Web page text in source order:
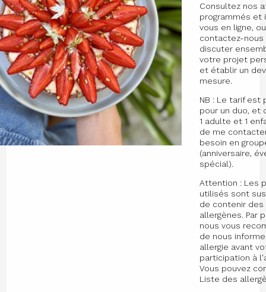
Consultez nos
programmés et
vous en ligne, ou
contactez-nous
discuter
votre projet
et établir un
mesure.
NB : Le tarif est
pour un duo, et
1 adulte et 1
de me
besoin en
(anniversaire,
spécial).
Attention : Les
utilisés sont
de contenir des
allergènes. Par
nous vous
de nous
allergie avant
participation à
Vous pouvez
Liste des